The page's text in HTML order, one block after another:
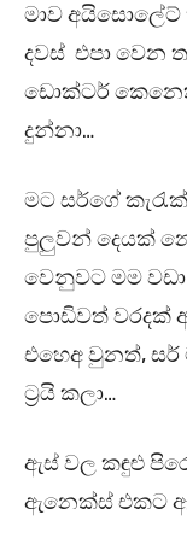
මාව
දවස් එපා වෙන
ඩොක්ටර්
දුන්නා…
මට සර්ගේ
පුලුවන් දෙයක්
වෙනුවට මම
පොඩිවත් වරදක්
එහෙඅ වුනත්, සර්
ට්‍රයි කලා…
ඇස් වල කඳුළු
ඇනෙක්ස් එකට